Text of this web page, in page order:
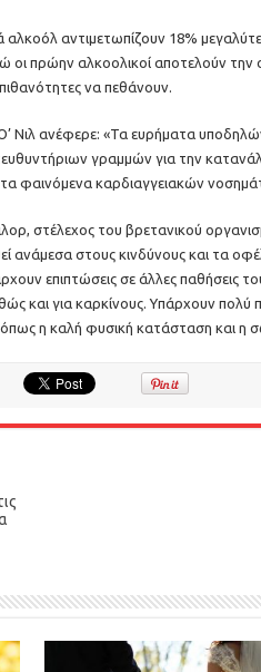
αντιμετωπίζουν 18%
οι πρώην αλκοολικοί αποτελούν
να πεθάνουν.
Νιλ ανέφερε: «Τα ευρήματα
γραμμών για την
τα φαινόμενα καρδιαγγειακών
στέλεχος του βρετανικού
ανάμεσα στους κινδύνους και τα
επιπτώσεις σε άλλες παθήσεις
και για καρκίνους. Υπάρχουν
η καλή φυσική κατάσταση και η